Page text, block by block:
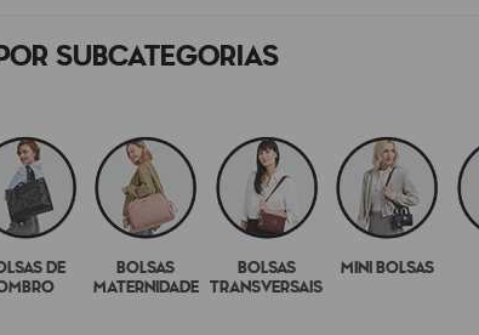
SUBCATEGORIAS
DE BOLSAS
MATERNIDADE
BOLSAS
TRANSVERSAIS
MINI BOLSAS